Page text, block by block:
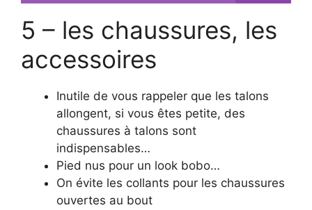
5 – les chaussures, les
accessoires
Inutile de vous rappeler que les talons
allongent, si vous êtes petite, des
chaussures à talons sont
indispensables…
Pied nus pour un look bobo…
On évite les collants pour les chaussures
ouvertes au bout